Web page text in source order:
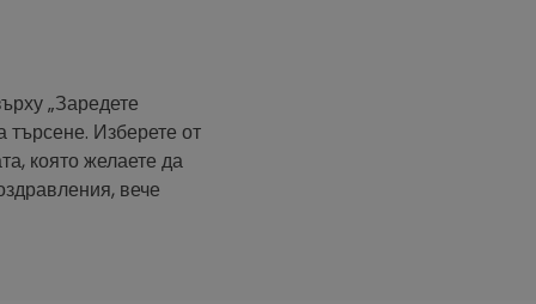
„Заредете
търсене. Изберете от
която желаете да
вече